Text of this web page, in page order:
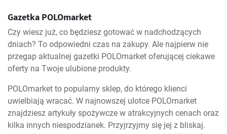
Gazetka POLOmarket
Czy wiesz już, co będziesz gotować w nadchodzących
dniach? To odpowiedni czas na zakupy. Ale najpierw nie
przegap aktualnej gazetki POLOmarket oferującej ciekawe
oferty na Twoje ulubione produkty.
POLOmarket to popularny sklep, do którego klienci
uwielbiają wracać. W najnowszej ulotce POLOmarket
znajdziesz artykuły spożywcze w atrakcyjnych cenach oraz
kilka innych niespodzianek. Przyjrzyjmy się jej z bliskaj.